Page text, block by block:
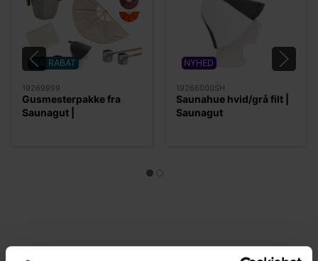
15% RABAT
19269999
Gusmesterpakke fra
Saunagut |
NYHED
19266000SH
Saunahue hvid/grå filt |
Saunagut